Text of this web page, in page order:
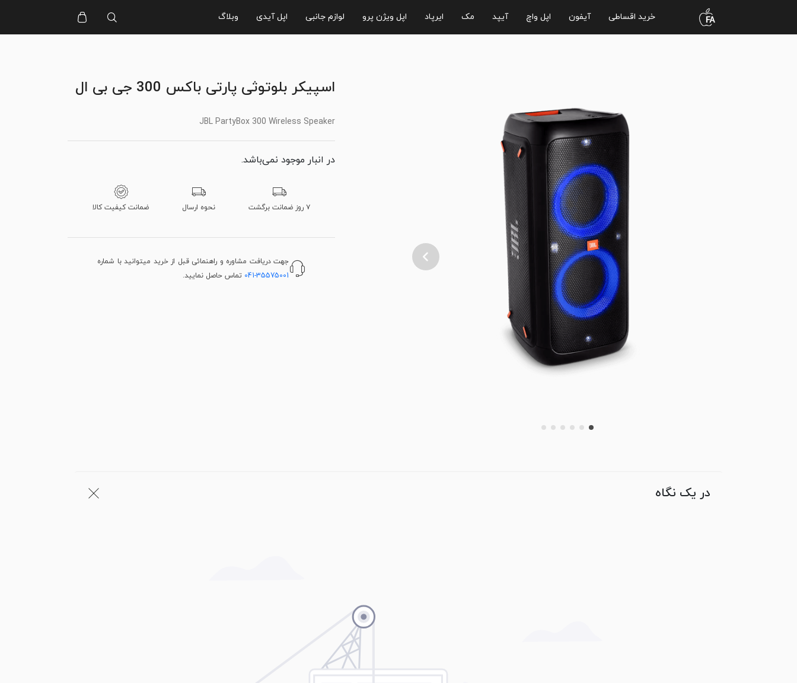
خرید اقساطی آیفون اپل واچ آیپد مک ایرپاد اپل ویژن پرو لوازم جانبی اپل آیدی وبلاگ
اسپیکر بلوتوثی پارتی باکس 300 جی بی ال
JBL PartyBox 300 Wireless Speaker
در انبار موجود نمی‌باشد.
۷ روز ضمانت برگشت نحوه ارسال ضمانت کیفیت کالا
جهت دریافت مشاوره و راهنمائی قبل از خرید میتوانید با شماره
041-35575001 تماس حاصل نمایید.
در یک نگاه